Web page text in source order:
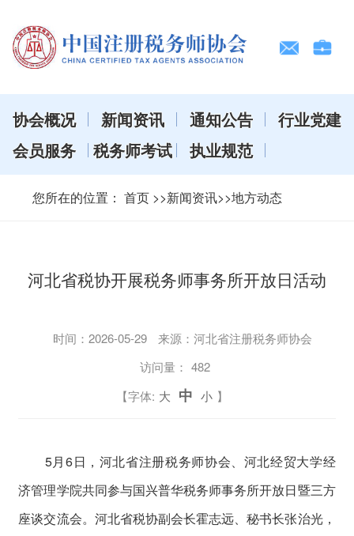
协会概况 新闻资讯 通知公告
行业党建
会员服务
税务师考试 执业规范
您所在的位置： 首页 >>新闻资讯>>地方动态
河北省税协开展税务师事务所开放日活动
时间： 2026-05-29
来源：河北省注册税务师协会
访问量： 482
【字体: 大 中 小 】
5月6日，河北省注册税务师协会、河北经贸大学经
济管理学院共同参与国兴普华税务师事务所开放日暨三方
座谈交流会。河北省税协副会长霍志远、秘书长张治光，